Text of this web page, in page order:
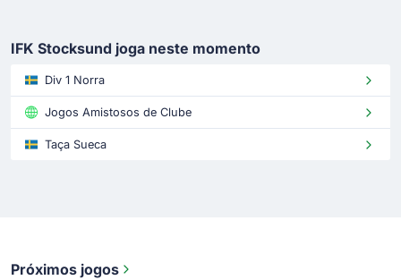
IFK Stocksund joga neste momento
Div 1 Norra
Jogos Amistosos de Clube
Taça Sueca
Próximos jogos